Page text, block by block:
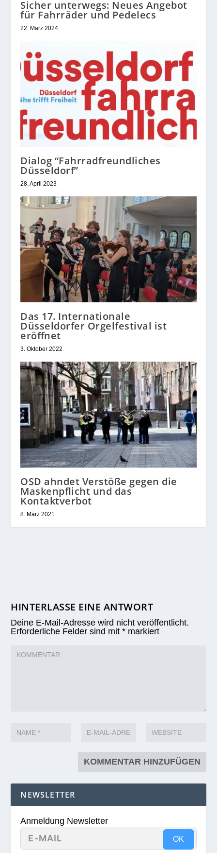
Sicher unterwegs: Neues Angebot
für Fahrräder und Pedelecs
22. März 2024
Dialog “Fahrradfreundliches
Düsseldorf”
28. April 2023
Das 17. Internationale
Düsseldorfer Orgelfestival ist
eröffnet
3. Oktober 2022
OSD ahndet Verstöße gegen die
Maskenpflicht und das
Kontaktverbot
8. März 2021
HINTERLASSE EINE ANTWORT
Deine E-Mail-Adresse wird nicht veröffentlicht.
Erforderliche Felder sind mit* markiert
NEWSLETTER
Anmeldung Newsletter
OK